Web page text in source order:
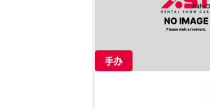
手办